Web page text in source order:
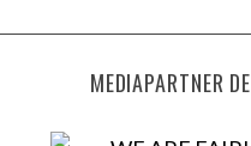
MEDIAPARTNER DE